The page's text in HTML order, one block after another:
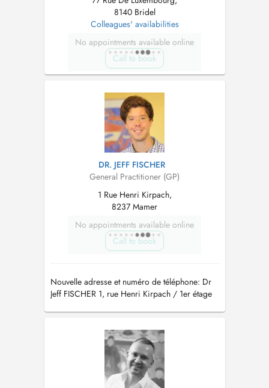
8140 Bridel
Colleagues' availabilities
No appointments available online
Call to book
DR. JEFF FISCHER
General Practitioner (GP)
1 Rue Henri Kirpach,
8237 Mamer
No appointments available online
Call to book
Nouvelle adresse et numéro de téléphone: Dr
Jeff FISCHER 1, rue Henri Kirpach / 1er étage